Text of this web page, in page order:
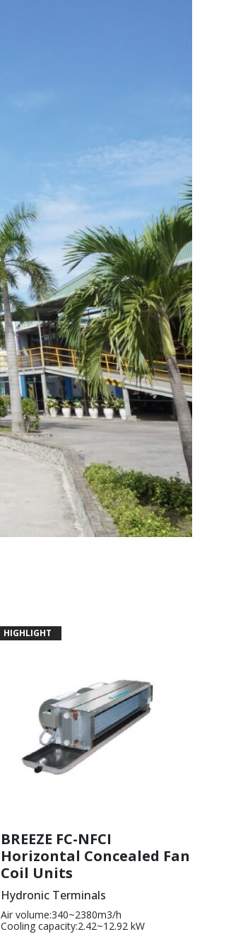
HIGHLIGHT
BREEZE FC-NFCI
Horizontal Concealed Fan
Coil Units
Hydronic Terminals
Air volume:340~2380m3/h
Cooling capacity:2.42~12.92 kW